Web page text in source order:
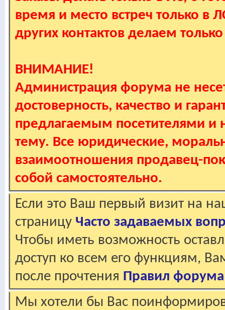
время и место встреч только в
других контактов делаем
ВНИМАНИЕ!
Администрация форума не
достоверность, качество и
предлагаемым посетителями и
тему. Все юридические,
взаимоотношения продавец-
собой самостоятельно.
Если это Ваш первый визит на
страницу Часто задаваемых
Чтобы иметь возможность
доступ ко всем его функциям,
после прочтения Правил форума
Мы хотели бы Вас